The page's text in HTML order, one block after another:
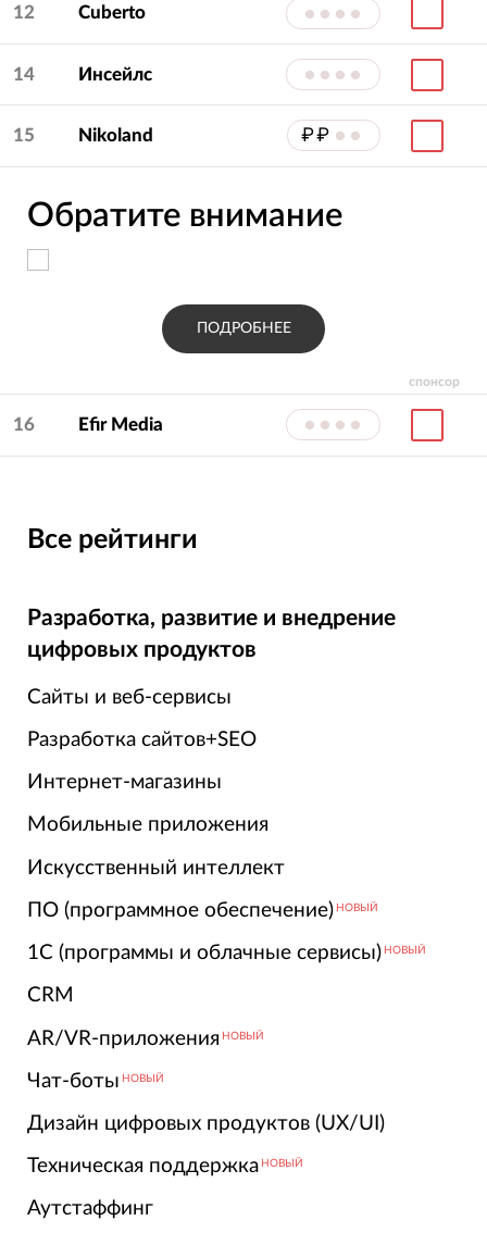
12 Cuberto ••••
14 Инсейлс ••••
15 Nikoland ₽₽ ••
спонсор
Обратите внимание
ПОДРОБНЕЕ
16 Efir Media ••••
Все рейтинги
Разработка, развитие и внедрение
цифровых продуктов
Сайты и веб-сервисы
Разработка сайтов+SEO
Интернет-магазины
Мобильные приложения
Искусственный интеллект
ПО (программное обеспечение) НОВЫЙ
1С (программы и облачные сервисы) НОВЫЙ
CRM
AR/VR-приложения НОВЫЙ
Чат-боты НОВЫЙ
Дизайн цифровых продуктов (UX/UI)
Техническая поддержка НОВЫЙ
Аутстаффинг